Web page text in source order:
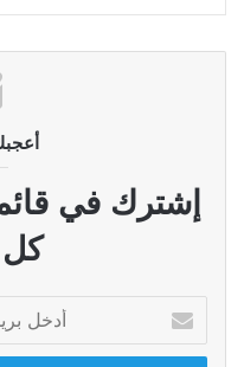
إشترك في
بريدك
الإلكتروني